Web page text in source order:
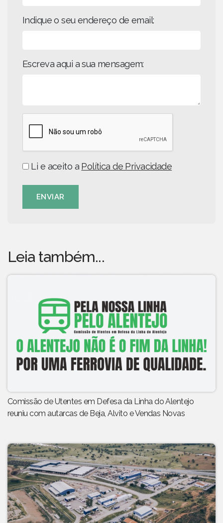
Indique o seu endereço de email:
Escreva aqui a sua mensagem:
Li e aceito a Política de Privacidade
ENVIAR
Leia também...
Comissão de Utentes em Defesa da Linha do Alentejo
reuniu com autarcas de Beja, Alvito e Vendas Novas